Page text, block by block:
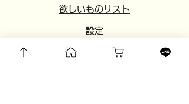
欲しいものリスト
​設定